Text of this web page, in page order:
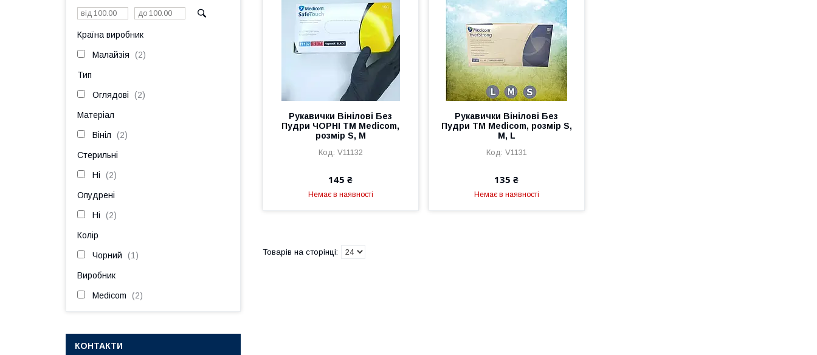
Рукавички Вінілові Без
Пудри ЧОРНІ ТМ Medicom,
розмір S, М
V11132
145 ₴
Немає в наявності
Рукавички Вінілові Без
Пудри ТМ Medicom, розмір S,
М, L
V1131
135 ₴
Немає в наявності
Країна виробник
Малайзія 2
Тип
Оглядові 2
Матеріал
Вініл 2
Стерильні
Ні 2
Опудрені
Ні 2
Колір
Чорний 1
Виробник
Medicom 2
КОНТАКТИ